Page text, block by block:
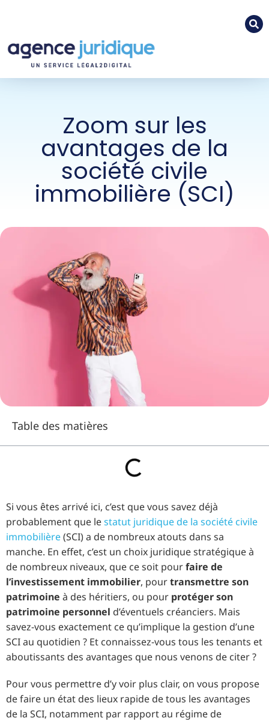
Zoom sur les
avantages de la
société civile
immobilière (SCI)
Table des matières
Si vous êtes arrivé ici, c’est que vous savez déjà
probablement que lestatut juridique de la société civile
immobilière(SCI) a de nombreux atouts dans sa
manche. En effet, c’est un choix juridique stratégique à
de nombreux niveaux, que ce soit pourfaire de
l’investissement immobilier, pourtransmettre son
patrimoine à des héritiers, ou pour protéger son
patrimoine personnel d’éventuels créanciers. Mais
savez-vous exactement ce qu’implique la gestion d’une
SCI au quotidien ? Et connaissez-vous tous les tenants et
aboutissants des avantages que nous venons de citer ?
Pour vous permettre d’y voir plus clair, on vous propose
de faire un état des lieux rapide de tous les avantages
de la SCI, notamment par rapport au régime de